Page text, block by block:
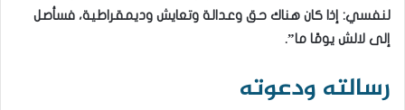
لنفسي: إذا كان هناك حق وعدالة وتعايش وديمقراطية، فسأصل
إلى لالش يومًا ما”.
رسالته ودعوته